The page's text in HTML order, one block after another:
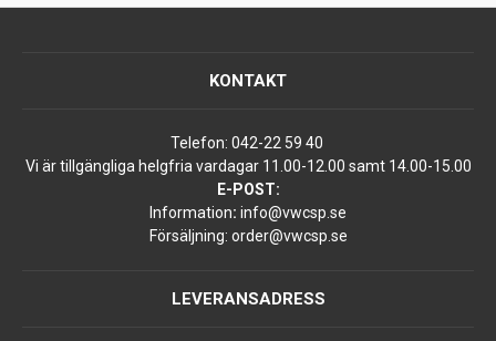
KONTAKT
Telefon: 042-22 59 40
Vi är tillgängliga helgfria vardagar 11.00-12.00 samt 14.00-15.00
E-POST:
Information: info@vwcsp.se
Försäljning: order@vwcsp.se
LEVERANSADRESS